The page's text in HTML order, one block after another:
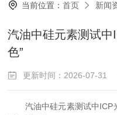
当前位置：首页 新闻
汽油中硅元素测试中
色”
更新时间：2026-07-31
汽油中硅元素测试中ICP